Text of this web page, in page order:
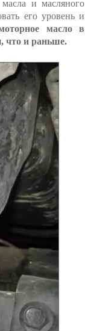
и масляного
его уровень и
масло в
что и раньше.